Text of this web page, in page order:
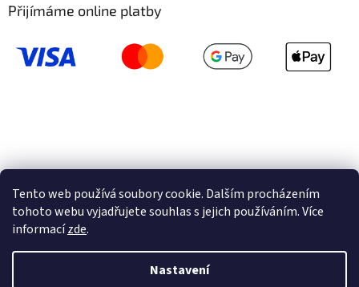
Tento web používá soubory cookie. Dalším procházením
tohoto webu vyjadřujete souhlas s jejich používáním. Více
informacízde.
Nastavení
Přijímáme online platby